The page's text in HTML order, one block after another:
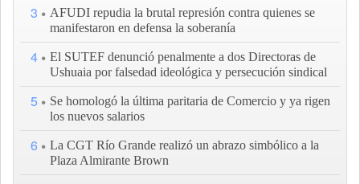
3
AFUDI repudia la brutal represión contra quienes se
manifestaron en defensa la soberanía
4
El SUTEF denunció penalmente a dos Directoras de
Ushuaia por falsedad ideológica y persecución sindical
5
Se homologó la última paritaria de Comercio y ya rigen
los nuevos salarios
6
La CGT Río Grande realizó un abrazo simbólico a la
Plaza Almirante Brown